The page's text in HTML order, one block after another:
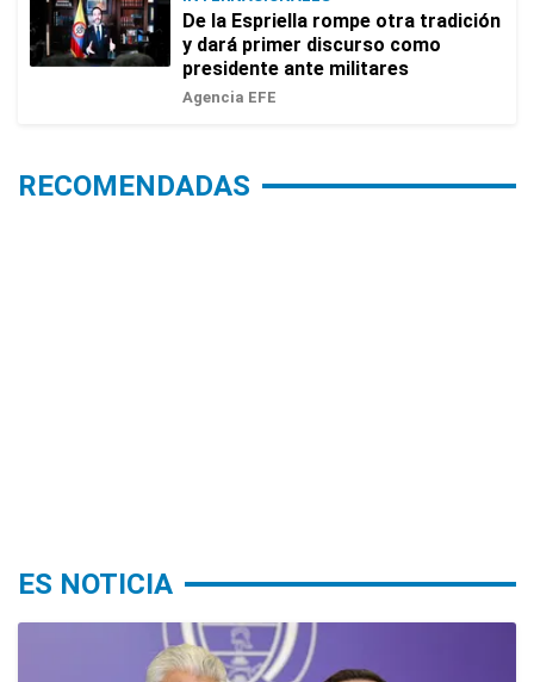
De la Espriella rompe otra tradición
y dará primer discurso como
presidente ante militares
Agencia EFE
RECOMENDADAS
ES NOTICIA